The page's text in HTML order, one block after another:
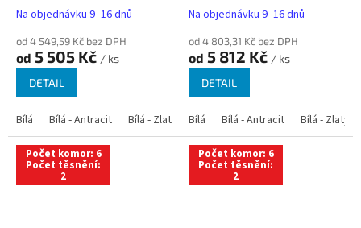
Na objednávku 9- 16 dnů
od 4 549,59 Kč bez DPH
od 5 505 Kč / ks
DETAIL
Bílá Bílá - Antracit Bílá - Zlatý dub Bílá - Tmavý dub Bílá -
Na objednávku 9- 16 dnů
od 4 803,31 Kč bez DPH
od 5 812 Kč / ks
DETAIL
Bílá Bílá - Antracit Bílá - Zlatý
Počet komor: 6
Počet těsnění:
2
Počet komor: 6
Počet těsnění:
2